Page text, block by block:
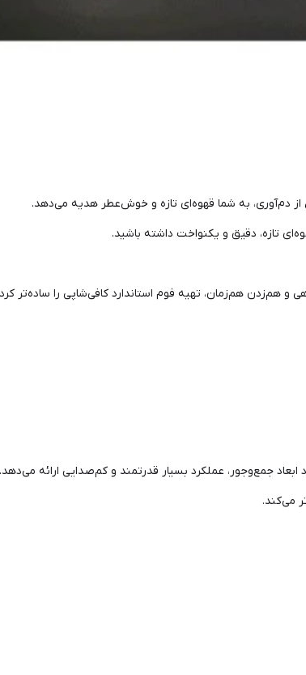
دم‌آوری، به شما قهوه‌ای تازه و خوش‌عطر هدیه می‌دهد.
تازه، دقیق و یکنواخت داشته باشید.
هم‌زدن هم‌زمان، تهیه فوم استاندارد کافی‌شاپی را ساده‌تر
جمع‌وجور، عملکرد بسیار قدرتمند و کم‌صدایی ارائه می‌دهد.
می‌کند.